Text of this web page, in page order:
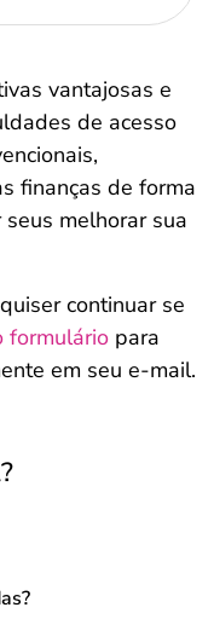
vantajosas e
de acesso
finanças de forma
melhorar sua
continuar se
formulário para
em seu e-mail.